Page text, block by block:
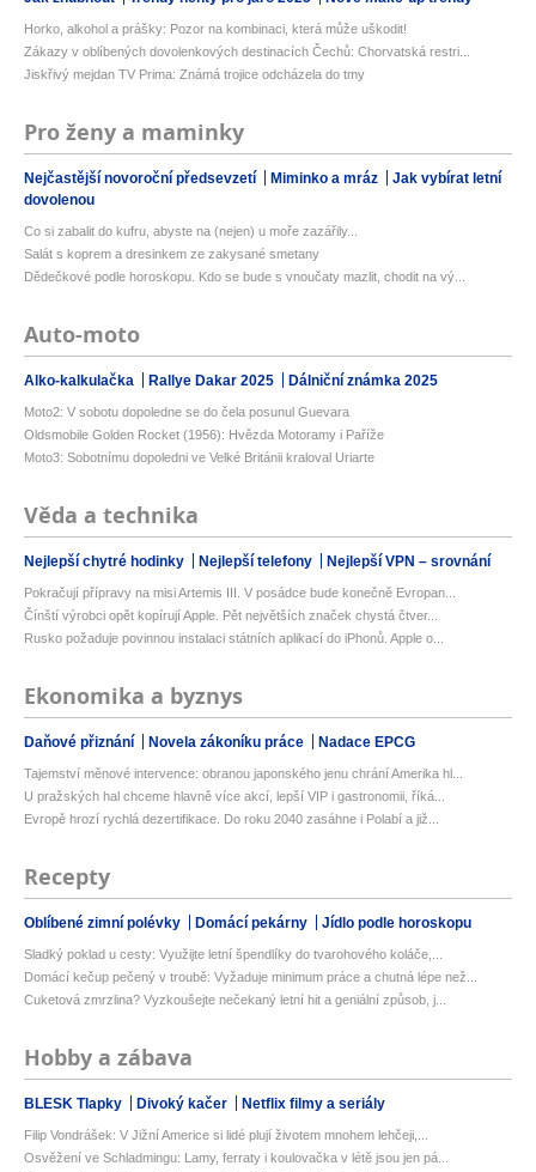
Horko, alkohol a prášky: Pozor na kombinaci, která může uškodit!
Zákazy v oblíbených dovolenkových destinacích Čechů: Chorvatská restri...
Jiskřivý mejdan TV Prima: Známá trojice odcházela do tmy
Pro ženy a maminky
Nejčastější novoroční předsevzetí Miminko a mráz
Jak vybírat letní
dovolenou
Co si zabalit do kufru, abyste na (nejen) u moře zazářily...
Salát s koprem a dresinkem ze zakysané smetany
Dědečkové podle horoskopu. Kdo se bude s vnoučaty mazlit, chodit na vý...
Auto-moto
Alko-kalkulačka Rallye Dakar 2025 Dálniční známka 2025
Moto2: V sobotu dopoledne se do čela posunul Guevara
Oldsmobile Golden Rocket (1956): Hvězda Motoramy i Paříže
Moto3: Sobotnímu dopoledni ve Velké Británii kraloval Uriarte
Věda a technika
Nejlepší chytré hodinky Nejlepší telefony Nejlepší VPN – srovnání
Pokračují přípravy na misi Artemis III. V posádce bude konečně Evropan...
Čínští výrobci opět kopírují Apple. Pět největších značek chystá čtver...
Rusko požaduje povinnou instalaci státních aplikací do iPhonů. Apple o...
Ekonomika a byznys
Daňové přiznání Novela zákoníku práce Nadace EPCG
Tajemství měnové intervence: obranou japonského jenu chrání Amerika hl...
U pražských hal chceme hlavně více akcí, lepší VIP i gastronomii, říká...
Evropě hrozí rychlá dezertifikace. Do roku 2040 zasáhne i Polabí a již...
Recepty
Oblíbené zimní polévky Domácí pekárny Jídlo podle horoskopu
Sladký poklad u cesty: Využijte letní špendlíky do tvarohového koláče,...
Domácí kečup pečený v troubě: Vyžaduje minimum práce a chutná lépe než...
Cuketová zmrzlina? Vyzkoušejte nečekaný letní hit a geniální způsob, j...
Hobby a zábava
BLESK Tlapky Divoký kačer Netflix filmy a seriály
Filip Vondrášek: V Jižní Americe si lidé plují životem mnohem lehčeji,...
Osvěžení ve Schladmingu: Lamy, ferraty i koulovačka v létě jsou jen pá...